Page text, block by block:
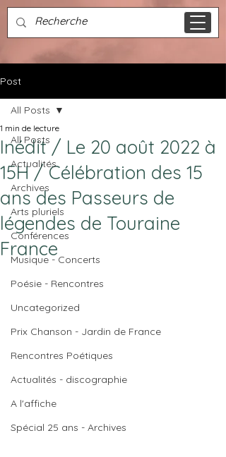
Post
All Posts
Actualités
Archives
Arts pluriels
Conférences
Musique - Concerts
Poésie - Rencontres
Uncategorized
Prix Chanson - Jardin de France
Rencontres Poétiques
Actualités - discographie
A l'affiche
Spécial 25 ans - Archives
All Posts
Inédit / Le 20 août 2022 à
15H / Célébration des 15
ans des Passeurs de
légendes de Touraine
France
1 min de lecture